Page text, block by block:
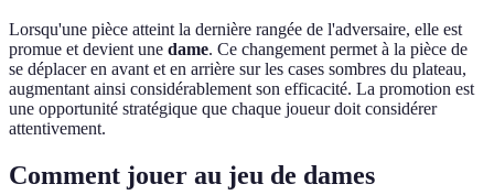
Lorsqu'une pièce atteint la dernière rangée de l'adversaire, elle est
promue et devient une dame. Ce changement permet à la pièce de
se déplacer en avant et en arrière sur les cases sombres du plateau,
augmentant ainsi considérablement son efficacité. La promotion est
une opportunité stratégique que chaque joueur doit considérer
attentivement.
Comment jouer au jeu de dames